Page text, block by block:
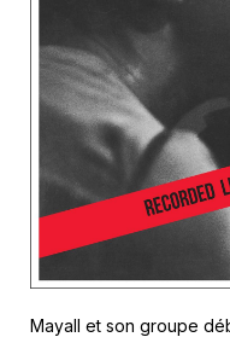
Mayall et son groupe